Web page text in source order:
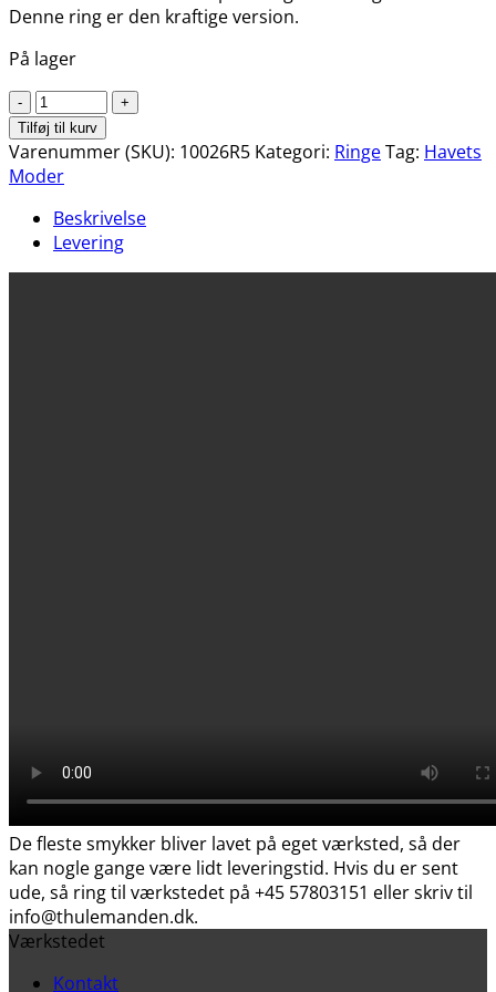
Denne ring er den kraftige version.
På lager
Sassuma
Arnaa
/
Havets
(14k
guld)
antal
Tilføj til kurv
Varenummer (SKU): 10026R5 Kategori: RingeTag: Havets
Moder
Beskrivelse
Levering
De fleste smykker bliver lavet på eget værksted, så der
kan nogle gange være lidt leveringstid. Hvis du er sent
ude, så ring til værkstedet på +45 57803151 eller skriv til
info@thulemanden.dk.
Værkstedet
Kontakt